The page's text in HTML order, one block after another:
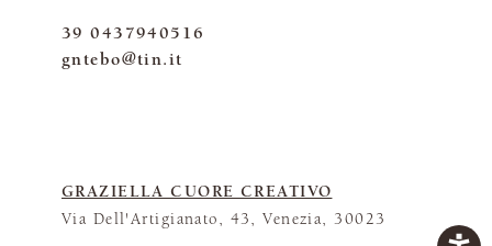
39 0437940516
gntebo@tin.it
GRAZIELLA CUORE CREATIVO
Via Dell'Artigianato, 43, Venezia, 30023